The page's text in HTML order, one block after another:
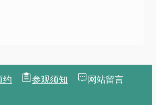
约 参观须知 网站留言